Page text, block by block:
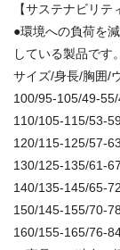
【サステナビリテ
●環境への負荷を
している製品です。
サイズ/身長/胸囲/
100/95-105/49-
110/105-115/53-
120/115-125/57-
130/125-135/61-
140/135-145/65-
150/145-155/70-
160/155-165/76-